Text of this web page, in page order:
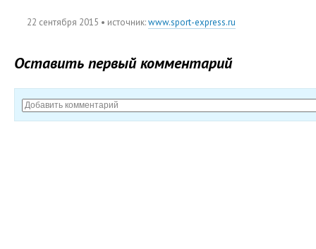
22 сентября 2015 • источник:www.sport-express.ru
Оставить первый комментарий